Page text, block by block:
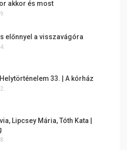
akkor és most
előnnyel a visszavágóra
33. | A kórház
Lipcsey Mária, Tóth Kata |